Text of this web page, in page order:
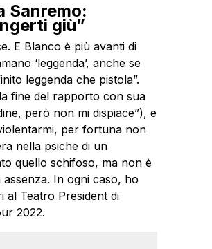
Sanremo:
giù”
E Blanco è più avanti di
‘leggenda’, anche se
leggenda che pistola”.
fine del rapporto con sua
però non mi dispiace”), e
per fortuna non
nella psiche di un
quello schifoso, ma non è
In ogni caso, ho
al Teatro President di
2022.